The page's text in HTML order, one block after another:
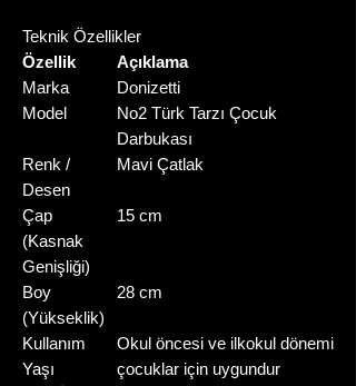
Teknik Özellikler
Özellik
Açıklama
Marka
Donizetti
Model
No2 Türk Tarzı Çocuk
Darbukası
Renk /
Desen
Mavi Çatlak
Çap
(Kasnak
Genişliği)
15 cm
Boy
(Yükseklik)
28 cm
Kullanım
Yaşı
Okul öncesi ve ilkokul dönemi
çocuklar için uygundur